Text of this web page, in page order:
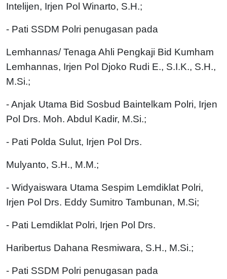
Intelijen, Irjen Pol Winarto, S.H.;
- Pati SSDM Polri penugasan pada
Lemhannas/ Tenaga Ahli Pengkaji Bid Kumham
Lemhannas, Irjen Pol Djoko Rudi E., S.I.K., S.H.,
M.Si.;
- Anjak Utama Bid Sosbud Baintelkam Polri, Irjen
Pol Drs. Moh. Abdul Kadir, M.Si.;
- Pati Polda Sulut, Irjen Pol Drs.
Mulyanto, S.H., M.M.;
- Widyaiswara Utama Sespim Lemdiklat Polri,
Irjen Pol Drs. Eddy Sumitro Tambunan, M.Si;
- Pati Lemdiklat Polri, Irjen Pol Drs.
Haribertus Dahana Resmiwara, S.H., M.Si.;
- Pati SSDM Polri penugasan pada